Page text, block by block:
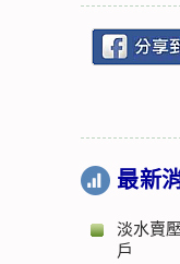
最新
淡水賣
戶